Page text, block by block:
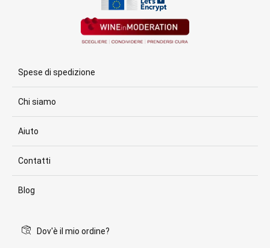
Spese di spedizione
Chi siamo
Aiuto
Contatti
Blog
Dov'è il mio ordine?